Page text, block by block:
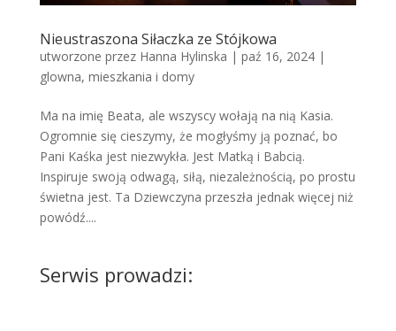
Nieustraszona Siłaczka ze Stójkowa
utworzone przez Hanna Hylinska | paź 16, 2024|
glowna, mieszkania i domy
Ma na imię Beata, ale wszyscy wołają na nią Kasia.
Ogromnie się cieszymy, że mogłyśmy ją poznać, bo
Pani Kaśka jest niezwykła. Jest Matką i Babcią.
Inspiruje swoją odwagą, siłą, niezależnością, po prostu
świetna jest. Ta Dziewczyna przeszła jednak więcej niż
powódź....
Serwis prowadzi: